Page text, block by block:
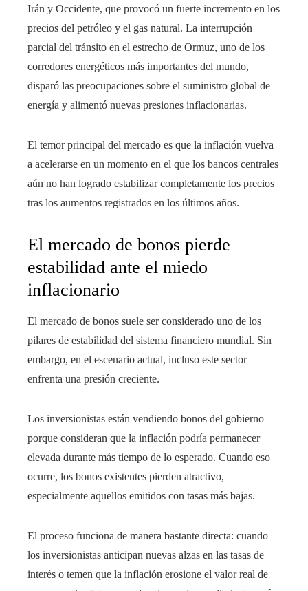
Irán y Occidente, que provocó un fuerte incremento en los
precios del petróleo y el gas natural. La interrupción
parcial del tránsito en el estrecho de Ormuz, uno de los
corredores energéticos más importantes del mundo,
disparó las preocupaciones sobre el suministro global de
energía y alimentó nuevas presiones inflacionarias.
El temor principal del mercado es que la inflación vuelva
a acelerarse en un momento en el que los bancos centrales
aún no han logrado estabilizar completamente los precios
tras los aumentos registrados en los últimos años.
El mercado de bonos pierde
estabilidad ante el miedo
inflacionario
El mercado de bonos suele ser considerado uno de los
pilares de estabilidad del sistema financiero mundial. Sin
embargo, en el escenario actual, incluso este sector
enfrenta una presión creciente.
Los inversionistas están vendiendo bonos del gobierno
porque consideran que la inflación podría permanecer
elevada durante más tiempo de lo esperado. Cuando eso
ocurre, los bonos existentes pierden atractivo,
especialmente aquellos emitidos con tasas más bajas.
El proceso funciona de manera bastante directa: cuando
los inversionistas anticipan nuevas alzas en las tasas de
interés o temen que la inflación erosione el valor real de